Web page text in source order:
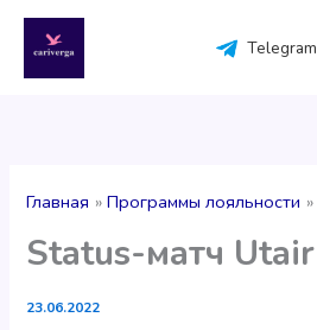
содержимому
Telegram
Главная Программы лояльности
Status-матч Utair
23.06.2022